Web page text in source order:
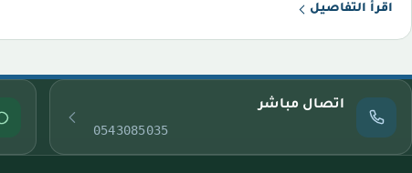
اقرأ التفاصيل
اتصال مباشر
0543085035